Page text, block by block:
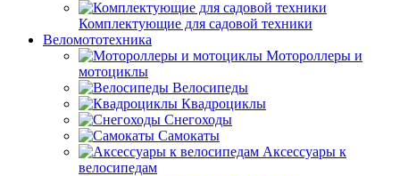
Комплектующие для садовой техники
Веломототехника
Мотороллеры и
мотоциклы
Велосипеды
Квадроциклы
Снегоходы
Самокаты
Аксессуары к
велосипедам